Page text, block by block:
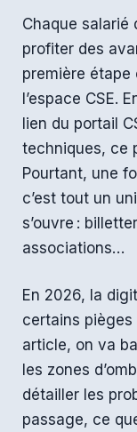
Chaque salarié
profiter des
première étape
l’espace CSE.
lien du portail
techniques, ce
Pourtant, une
c’est tout un
s’ouvre :
associations…
En 2026, la
certains
article, on va
les zones
détailler les
passage, ce